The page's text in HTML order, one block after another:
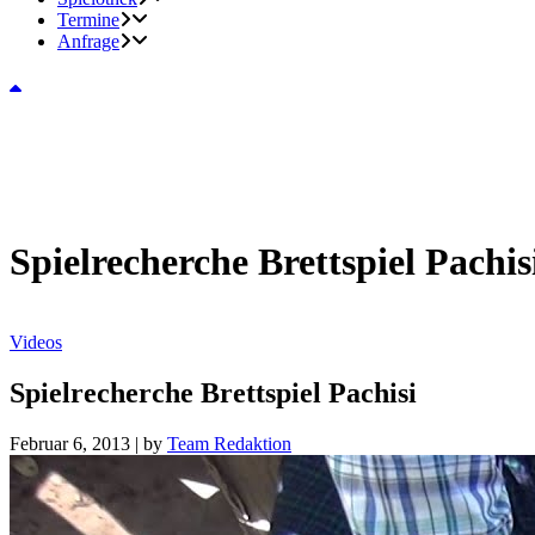
Termine
Anfrage
Spielrecherche Brettspiel
Videos
Spielrecherche Brettspiel Pachisi
Februar 6, 2013 | by Team Redaktion